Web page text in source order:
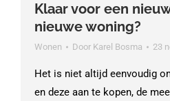
Klaar voor een
nieuwe woning?
Wonen Door Karel Bosma 23
Het is niet altijd eenvoudig
en deze aan te kopen, de